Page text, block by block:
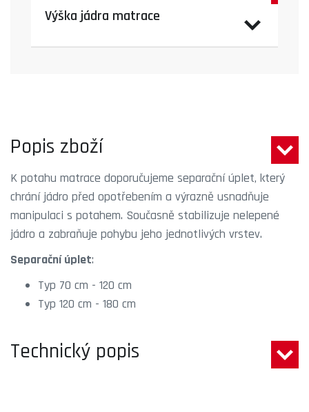
Výška jádra matrace
Popis zboží
K potahu matrace doporučujeme separační úplet, který
chrání jádro před opotřebením a výrazně usnadňuje
manipulaci s potahem. Současně stabilizuje nelepené
jádro a zabraňuje pohybu jeho jednotlivých vrstev.
Separační úplet:
Typ 70 cm - 120 cm
Typ 120 cm - 180 cm
Technický popis